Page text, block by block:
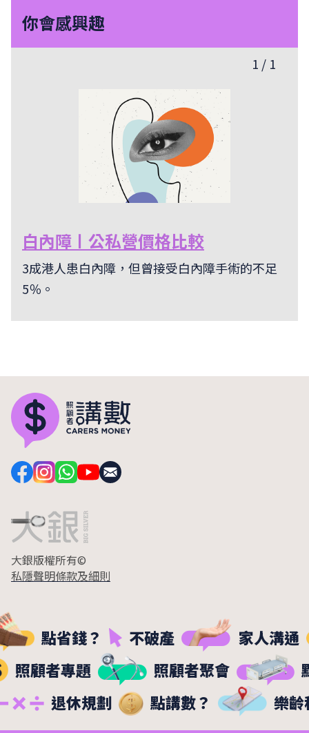
你會感興趣
1 / 1
白內障〡公私營價格比較
3成港人患白內障，但曾接受白內障手術的不足
5％。
大銀版權所有©
私隱聲明條款及細則
點省錢？ 不破產
家人溝通
照顧者專題
照顧者聚會
退休規劃
點講數？ 樂齡